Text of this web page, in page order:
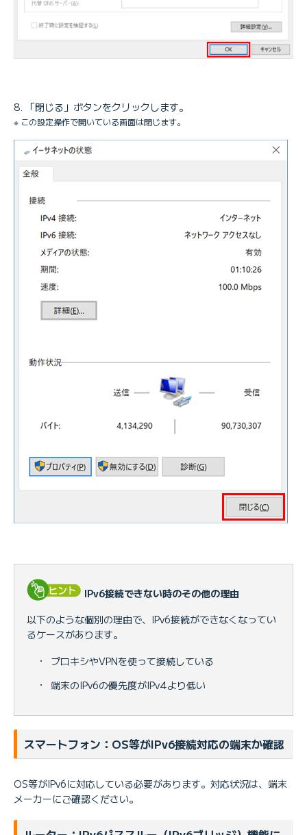
「閉じる」ボタンをクリックします。
※ この設定操作で開いている画面は閉じます。
IPv6接続できない時のその他の理由
以下のような個別の理由で、IPv6接続ができなくなってい
るケースがあります。
・
プロキシやVPNを使って接続している
・
端末のIPv6の優先度がIPv4より低い
スマートフォン：OS等がIPv6接続対応の端末か確認
OS等がIPv6に対応している必要があります。対応状況は、端末
メーカーにご確認ください。